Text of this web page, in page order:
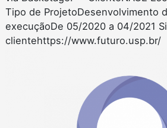
Tipo de ProjetoDesenvolvimento
execuçãoDe 05/2020 a 04/2021
clientehttps://www.futuro.usp.br/